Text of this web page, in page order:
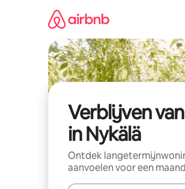
Verblijven
in Nykälä
Ontdek
aanvoelen voor een